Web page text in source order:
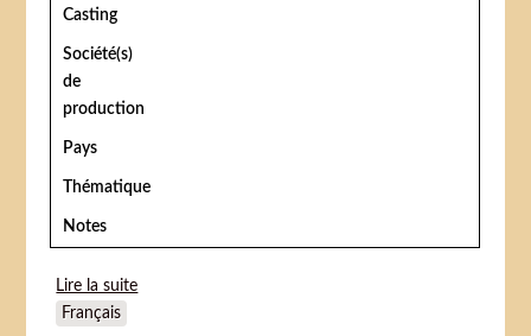
Casting
Société(s)
de
production
Pays
Thématique
Notes
Lire la suite
Français